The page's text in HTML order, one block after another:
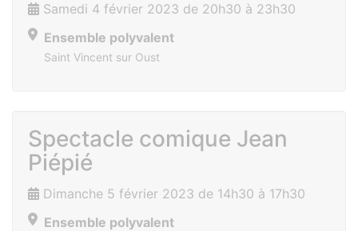
Samedi 4 février 2023 de 20h30 à 23h30
Ensemble polyvalent
Saint Vincent sur Oust
Spectacle comique Jean
Piépié
Dimanche 5 février 2023 de 14h30 à 17h30
Ensemble polyvalent